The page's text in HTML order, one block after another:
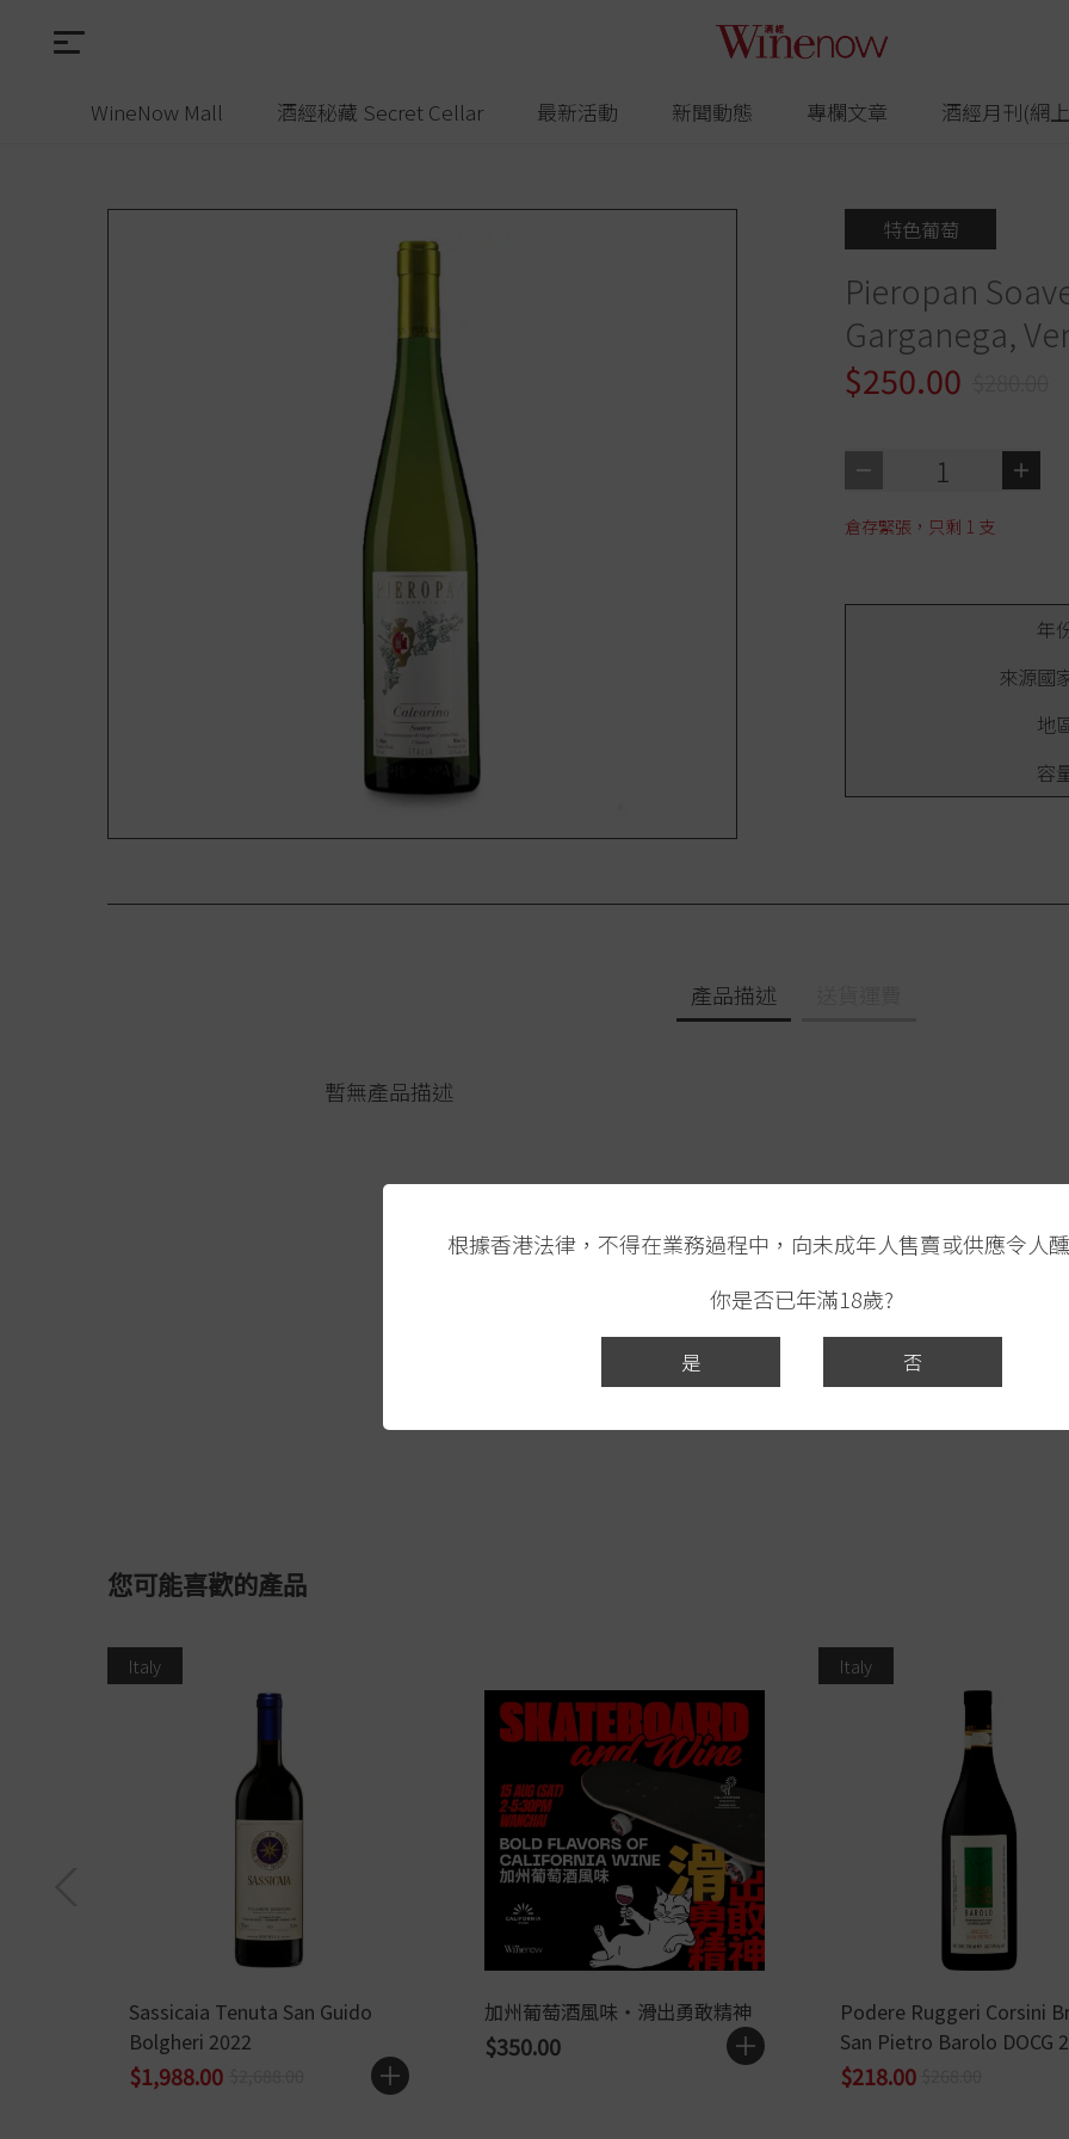
根據香港法律，不得在業務過程中，向未成年人售賣或供應令人
你是否已年滿18歲?
是 否
WineNow Mall 酒經秘藏 Secret Cellar 最新活動 新聞動態 專欄文章 酒經月刊(網
特色葡萄
Pieropan
Garganega,
$250.00
1
倉存緊張，只剩 1 支
年
來源國
地
容
產品描述
暫無產品描述
您可能喜歡的產品
Italy
Sassicaia Tenuta San Guido
Bolgheri 2022
$1,988.00
加州葡萄酒風味・滑出勇敢精神
$350.00
Italy
Podere Ruggeri Corsini
San Pietro Barolo DOCG
$218.00